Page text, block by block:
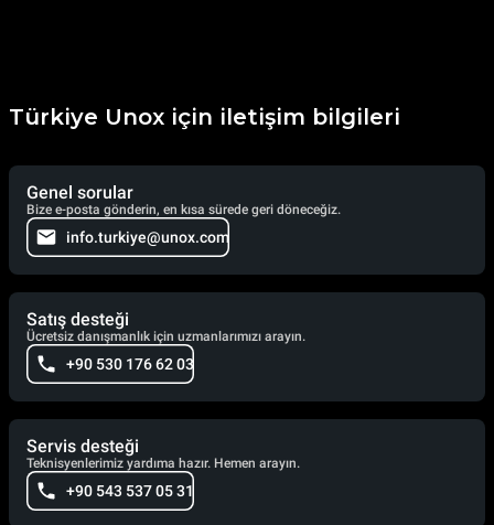
Türkiye Unox için iletişim bilgileri
Genel sorular
Bize e-posta gönderin, en kısa sürede geri döneceğiz.
info.turkiye@unox.com
Satış desteği
Ücretsiz danışmanlık için uzmanlarımızı arayın.
+90 530 176 62 03
Servis desteği
Teknisyenlerimiz yardıma hazır. Hemen arayın.
+90 543 537 05 31